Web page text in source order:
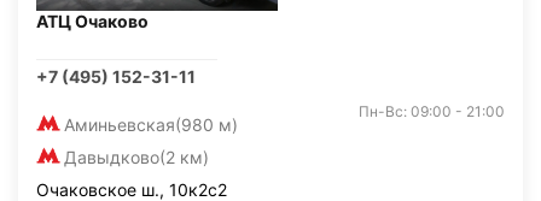
АТЦ Очаково
+7 (495) 152-31-11
Аминьевская(980 м)
Давыдково(2 км)
Пн-Вс: 09:00 - 21:00
Очаковское ш., 10к2с2